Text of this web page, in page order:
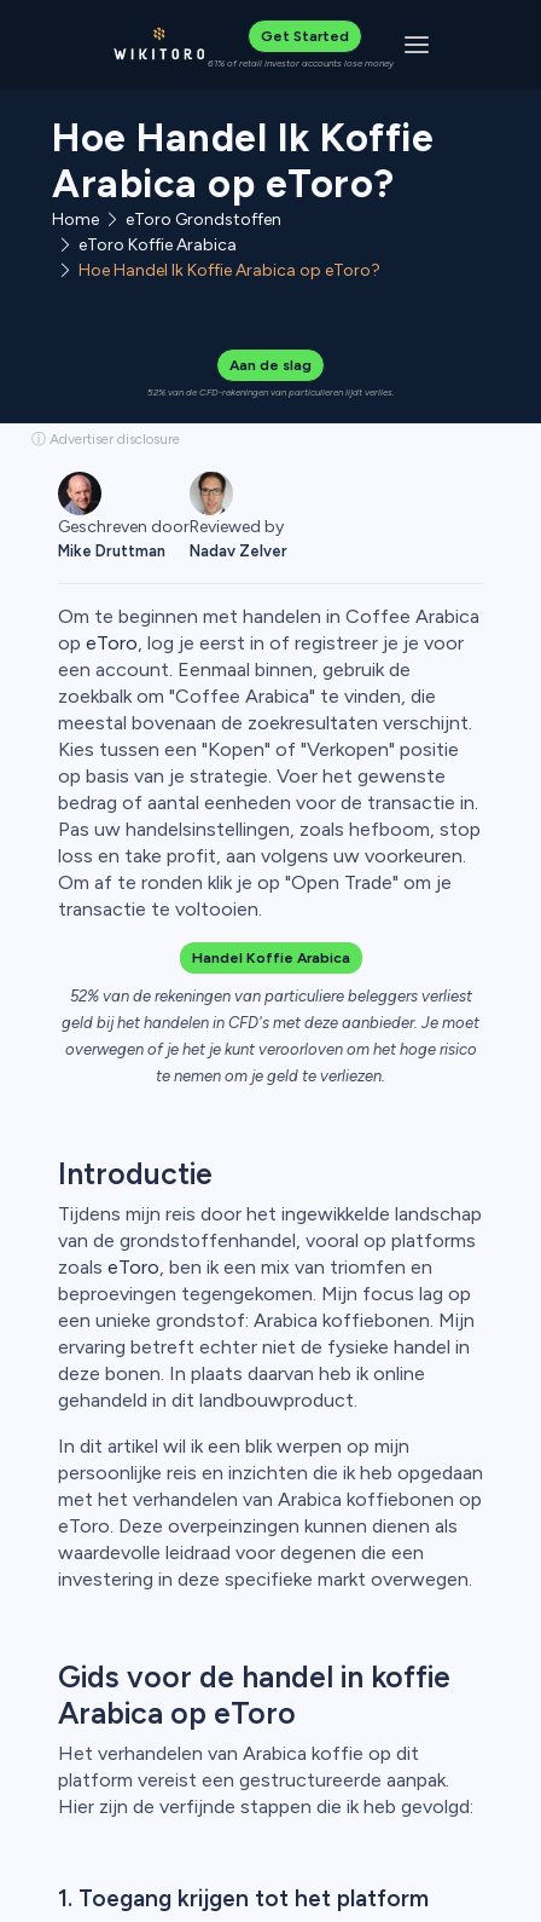
Get Started
61% of retail investor accounts lose money Toggle
Hoe Handel Ik Koffie
Arabica op eToro?
Home
eToro Grondstoffen
eToro Koffie Arabica
Hoe Handel Ik Koffie Arabica op eToro?
Aan de slag
52% van de CFD-rekeningen van particulieren lijdt verlies.
ⓘ Advertiser disclosure
Geschreven door
Mike Druttman
Reviewed by
Nadav Zelver
Om te beginnen met handelen in Coffee Arabica
op eToro, log je eerst in of registreer je je voor
een account. Eenmaal binnen, gebruik de
zoekbalk om "Coffee Arabica" te vinden, die
meestal bovenaan de zoekresultaten verschijnt.
Kies tussen een "Kopen" of "Verkopen" positie
op basis van je strategie. Voer het gewenste
bedrag of aantal eenheden voor de transactie in.
Pas uw handelsinstellingen, zoals hefboom, stop
loss en take profit, aan volgens uw voorkeuren.
Om af te ronden klik je op "Open Trade" om je
transactie te voltooien.
Handel Koffie Arabica
52% van de rekeningen van particuliere beleggers verliest
geld bij het handelen in CFD's met deze aanbieder. Je moet
overwegen of je het je kunt veroorloven om het hoge risico
te nemen om je geld te verliezen.
Introductie
Tijdens mijn reis door het ingewikkelde landschap
van de grondstoffenhandel, vooral op platforms
zoals eToro, ben ik een mix van triomfen en
beproevingen tegengekomen. Mijn focus lag op
een unieke grondstof: Arabica koffiebonen. Mijn
ervaring betreft echter niet de fysieke handel in
deze bonen. In plaats daarvan heb ik online
gehandeld in dit landbouwproduct.
In dit artikel wil ik een blik werpen op mijn
persoonlijke reis en inzichten die ik heb opgedaan
met het verhandelen van Arabica koffiebonen op
eToro. Deze overpeinzingen kunnen dienen als
waardevolle leidraad voor degenen die een
investering in deze specifieke markt overwegen.
Gids voor de handel in koffie
Arabica op eToro
Het verhandelen van Arabica koffie op dit
platform vereist een gestructureerde aanpak.
Hier zijn de verfijnde stappen die ik heb gevolgd:
1. Toegang krijgen tot het platform